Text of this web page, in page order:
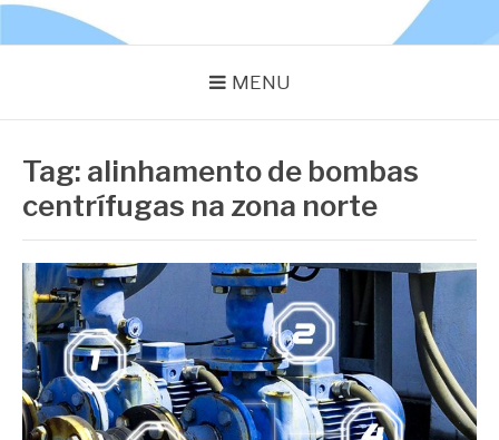
MENU
Tag: alinhamento de bombas
centrífugas na zona norte